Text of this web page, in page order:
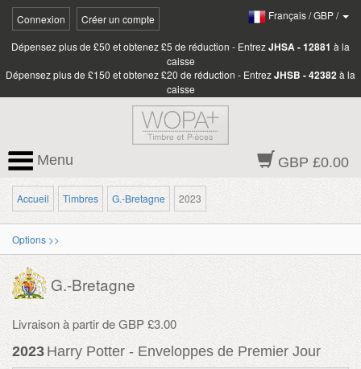
Connexion Créer un compte Français/GBP/
Dépensez plus de £50 et obtenez £5 de réduction - EntrezJHSA - 12881 à la
caisse
Dépensez plus de £150 et obtenez £20 de réduction - EntrezJHSB - 42382à la
caisse
GBP £0.00
Menu
Accueil Timbres G.-Bretagne 2023
Options >>
G.-Bretagne
Livraison à partir de GBP £3.00
2023 Harry Potter - Enveloppes de Premier Jour